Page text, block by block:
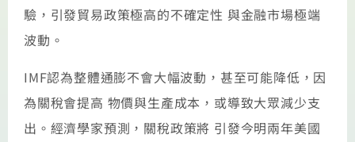
驗，引發貿易政策極高的不確定性 與金融市場極端
波動。
IMF認為整體通膨不會大幅波動，甚至可能降低，因
為關稅會提高 物價與生產成本，或導致大眾減少支
出。經濟學家預測，關稅政策將 引發今明兩年美國